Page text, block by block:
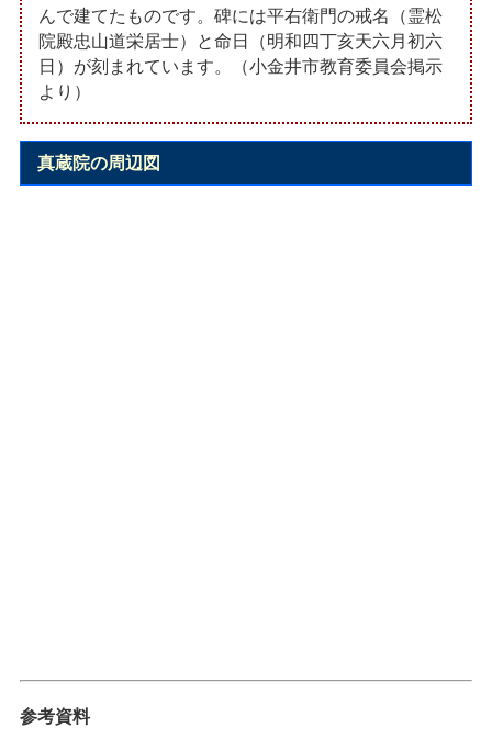
んで建てたものです。碑には平右衛門の戒名（霊松
院殿忠山道栄居士）と命日（明和四丁亥天六月初六
日）が刻まれています。（小金井市教育委員会掲示
より）
真蔵院の周辺図
参考資料